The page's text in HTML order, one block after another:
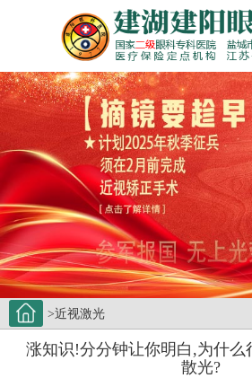
>近视激光
涨知识!分分钟让你明白,为什么
散光?